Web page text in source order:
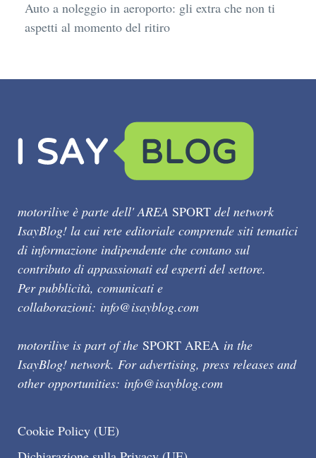
Auto a noleggio in aeroporto: gli extra che non ti
aspetti al momento del ritiro
motorilive è parte dell' AREA SPORT del network
IsayBlog! la cui rete editoriale comprende siti tematici
di informazione indipendente che contano sul
contributo di appassionati ed esperti del settore.
Per pubblicità, comunicati e
collaborazioni: info@isayblog.com
motorilive is part of the SPORT AREA in the
IsayBlog! network. For advertising, press releases and
other opportunities: info@isayblog.com
Cookie Policy (UE)